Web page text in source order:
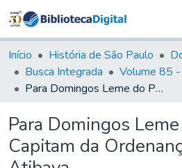
&
Coleções
Tudo na
Biblioteca
Início História de São Paulo
Busca Integrada
Para Domingos Leme do Prado, Capitam da Ordenança da Villa da Atibaya.
Para Domingos
Capitam da